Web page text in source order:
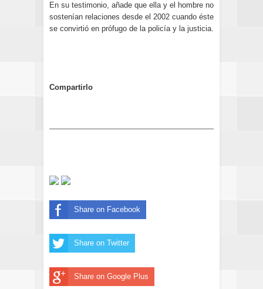
En su testimonio, añade que ella y el hombre no
sostenían relaciones desde el 2002 cuando éste
se convirtió en prófugo de la policía y la justicia.
Compartirlo
Share on Facebook
Share on Twitter
Share on Google Plus